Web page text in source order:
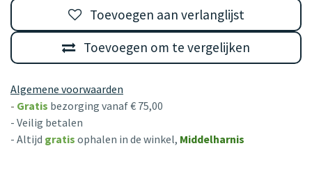
Toevoegen om te vergelijken
Toevoegen aan verlanglijst
Algemene voorwaarden
- Gratis bezorging vanaf € 75,00
- Veilig betalen
- Altijd gratis ophalen in de winkel, Middelharnis